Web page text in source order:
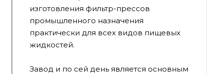
изготовления фильтр-прессов
промышленного назначения
практически для всех видов пищевых
жидкостей.
Завод и по сей день является основным